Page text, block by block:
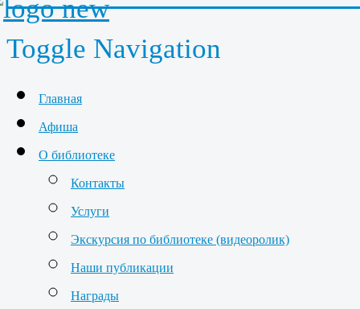
Toggle Navigation
Главная
Афиша
О библиотеке
Контакты
Услуги
Экскурсия по библиотеке (видеоролик)
Наши публикации
Награды